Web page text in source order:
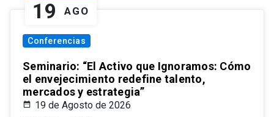
19 AGO
Conferencias
Seminario: “El Activo que Ignoramos: Cómo
el envejecimiento redefine talento,
mercados y estrategia”
19 de Agosto de 2026